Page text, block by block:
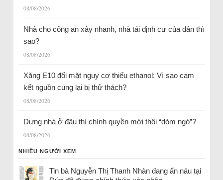
08/08/2026
Nhà cho công an xây nhanh, nhà tái định cư của dân thì
sao?
08/08/2026
Xăng E10 đối mặt nguy cơ thiếu ethanol: Vì sao cam
kết nguồn cung lại bị thử thách?
08/08/2026
Dựng nhà ở đâu thì chính quyền mới thôi “dòm ngó”?
08/08/2026
NHIỀU NGƯỜI XEM
Tin bà Nguyễn Thị Thanh Nhàn đang ẩn náu tại